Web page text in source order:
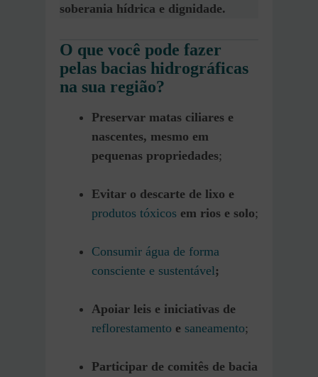
soberania hídrica e dignidade.
O que você pode fazer
pelas bacias hidrográficas
na sua região?
Preservar matas ciliares e
nascentes, mesmo em
pequenas propriedades;
Evitar o descarte de lixo e
produtos tóxicos em rios e solo;
Consumir água de forma
consciente e sustentável;
Apoiar leis e iniciativas de
reflorestamento e saneamento;
Participar de comitês de bacia